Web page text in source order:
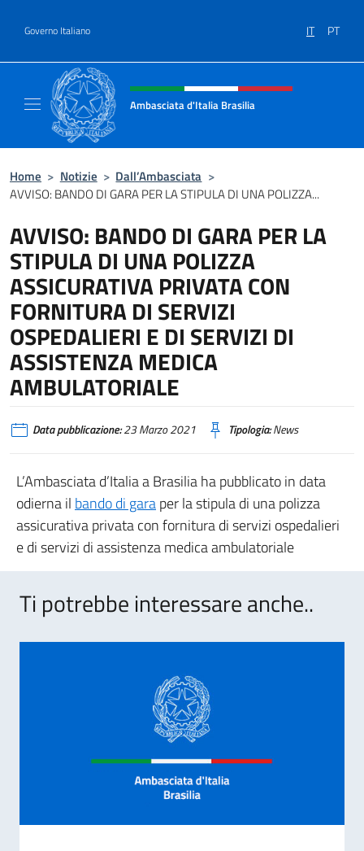
Governo Italiano IT PT
Intestazione sito, social e menù
Ambasciata d'Italia Brasilia
Home > Notizie > Dall’Ambasciata >
AVVISO: BANDO DI GARA PER LA STIPULA DI UNA POLIZZA...
AVVISO: BANDO DI GARA PER LA
STIPULA DI UNA POLIZZA
ASSICURATIVA PRIVATA CON
FORNITURA DI SERVIZI
OSPEDALIERI E DI SERVIZI DI
ASSISTENZA MEDICA
AMBULATORIALE
Data pubblicazione:23 Marzo 2021 Tipologia:News
L’Ambasciata d’Italia a Brasilia ha pubblicato in data
odierna il bando di garaper la stipula di una polizza
assicurativa privata con fornitura di servizi ospedalieri
e di servizi di assistenza medica ambulatoriale
Ti potrebbe interessare anche..